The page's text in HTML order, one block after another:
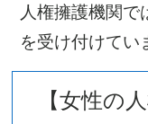
人権擁護機関で
を受け付けてい
【女性の